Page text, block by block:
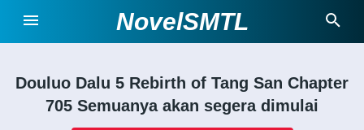
NovelSMTL
Douluo Dalu 5 Rebirth of Tang San Chapter
705 Semuanya akan segera dimulai